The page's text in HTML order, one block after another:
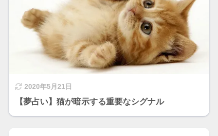
2020年5月21日
【夢占い】猫が暗示する重要なシグナル